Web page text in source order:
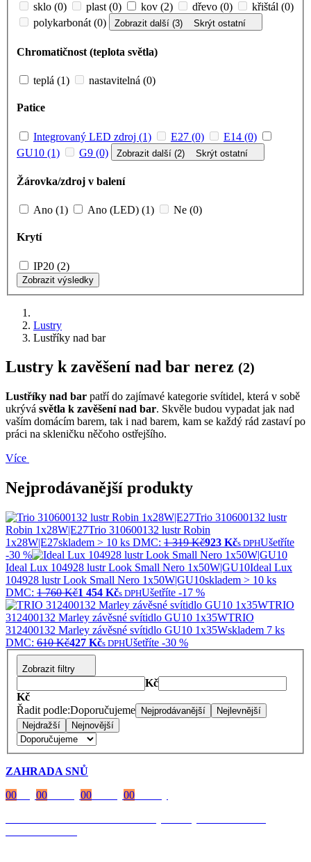
sklo (0) plast (0) kov (2) dřevo (0)
křištál (0)
polykarbonát (0)
Zobrazit další (3) Skrýt ostatní
Chromatičnost (teplota světla)
teplá (1) nastavitelná (0)
Patice
Integrovaný LED zdroj (1) E27 (0)
E14 (0)
GU10 (1)
G9 (0) Zobrazit další (2) Skrýt ostatní
Žárovka/zdroj v balení
Ano (1) Ano (LED) (1) Ne (0)
Krytí
IP20 (2)
Zobrazit výsledky
Lustry
Lustříky nad bar
Lustry k zavěšení nad bar nerez (2)
Lustříky nad bar patří do zajímavé kategorie svítidel, která v sobě
ukrývá světla k zavěšení nad bar. Skvěle budou vypadat jak nad
vaším domácím barem, tak i nad barem, kam se každý rád zastaví po
práci na skleničku něčoho ostřejšího.
Více
Nejprodávanější produkty
Trio 310600132 lustr
Robin 1x28W|E27Trio 310600132 lustr Robin
1x28W|E27skladem > 10 ks DMC: 1 319 Kč923 Kčs DPHUšetříte
-30 %
Ideal Lux 104928 lustr Look Small Nero 1x50W|GU10Ideal Lux
104928 lustr Look Small Nero 1x50W|GU10skladem > 10 ks
DMC: 1 760 Kč1 454 Kčs DPHUšetříte -17 %
TRIO
312400132 Marley závěsné svítidlo GU10 1x35WTRIO
312400132 Marley závěsné svítidlo GU10 1x35Wskladem 7 ks
DMC: 610 Kč427 Kčs DPHUšetříte -30 %
Zobrazit filtry
Kč
Kč
Řadit podle:Doporučujeme Nejprodávanější
Nejlevnější
Nejdražší
Nejnovější
ZAHRADA SNŮ
00
00 00 00